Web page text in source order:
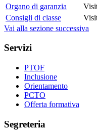
Organo di garanzia
Consigli di classe
Vai alla sezione successiva
Servizi
PTOF
Inclusione
Orientamento
PCTO
Offerta formativa
Segreteria